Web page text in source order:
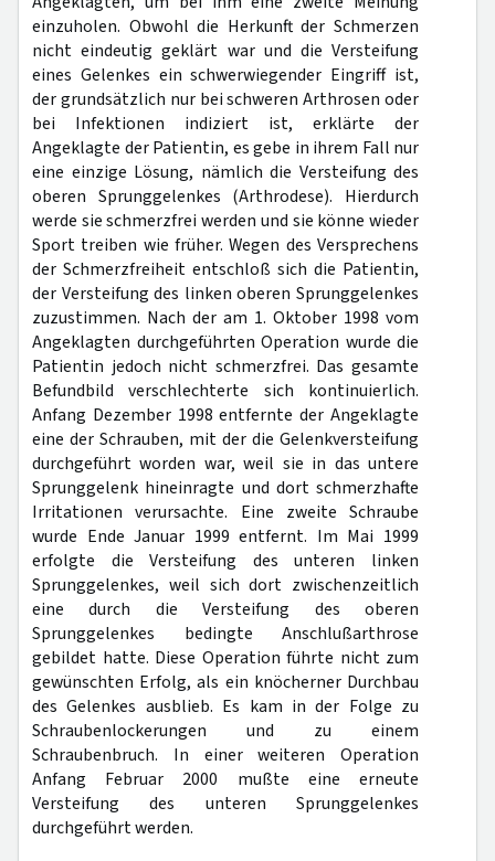
einzuholen. Obwohl die Herkunft der Schmerzen
nicht eindeutig geklärt war und die Versteifung
eines Gelenkes ein schwerwiegender Eingriff ist,
der grundsätzlich nur bei schweren Arthrosen oder
bei Infektionen indiziert ist, erklärte der
Angeklagte der Patientin, es gebe in ihrem Fall nur
eine einzige Lösung, nämlich die Versteifung des
oberen Sprunggelenkes (Arthrodese). Hierdurch
werde sie schmerzfrei werden und sie könne wieder
Sport treiben wie früher. Wegen des Versprechens
der Schmerzfreiheit entschloß sich die Patientin,
der Versteifung des linken oberen Sprunggelenkes
zuzustimmen. Nach der am 1. Oktober 1998 vom
Angeklagten durchgeführten Operation wurde die
Patientin jedoch nicht schmerzfrei. Das gesamte
Befundbild verschlechterte sich kontinuierlich.
Anfang Dezember 1998 entfernte der Angeklagte
eine der Schrauben, mit der die Gelenkversteifung
durchgeführt worden war, weil sie in das untere
Sprunggelenk hineinragte und dort schmerzhafte
Irritationen verursachte. Eine zweite Schraube
wurde Ende Januar 1999 entfernt. Im Mai 1999
erfolgte die Versteifung des unteren linken
Sprunggelenkes, weil sich dort zwischenzeitlich
eine durch die Versteifung des oberen
Sprunggelenkes bedingte Anschlußarthrose
gebildet hatte. Diese Operation führte nicht zum
gewünschten Erfolg, als ein knöcherner Durchbau
des Gelenkes ausblieb. Es kam in der Folge zu
Schraubenlockerungen und zu einem
Schraubenbruch. In einer weiteren Operation
Anfang Februar 2000 mußte eine erneute
Versteifung des unteren Sprunggelenkes
durchgeführt werden.